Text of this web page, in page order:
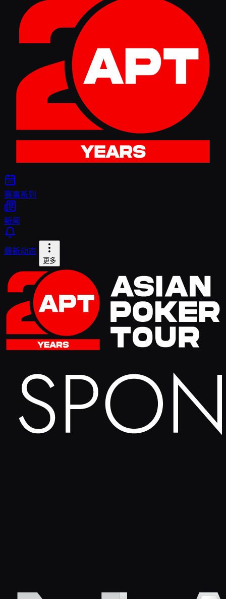
赛事系列
新闻
最新动态
更多